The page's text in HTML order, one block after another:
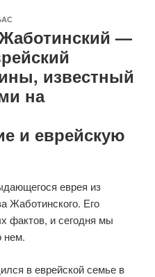
—
известный
на
и еврейскую
еврея из
Жаботинского. Его
фактов, и сегодня мы
нем.
в еврейской семье в